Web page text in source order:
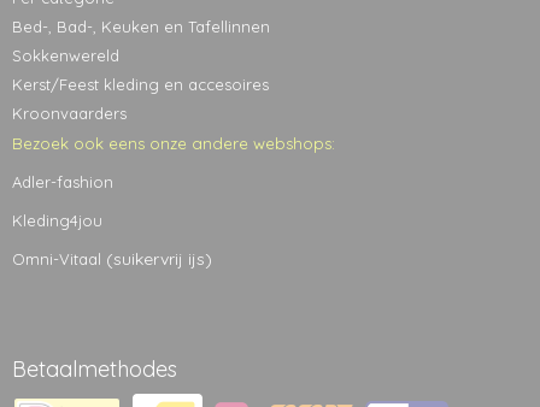
Bed-, Bad-, Keuken en Tafellinnen
Sokkenwereld
Kerst/Feest kleding en accesoires
Kroonvaarders
Bezoek ook eens onze andere webshops:
Adler-fashion
Kleding4jou
Omni-Vitaal (suikervrij ijs)
Betaalmethodes